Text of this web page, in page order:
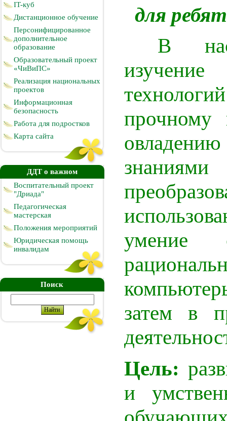
IT-куб
Дистанционное обучение
Персонифицированное
дополнительное
образование
Образовательный проект
«ЧиВиПС»
Реализация национальных
проектов
Информационная
безопасность
Работа для подростков
Карта сайта
ДДТ о важном
Воспитательный проект
"Дриада"
Педагогическая
мастерская
Положения мероприятий
Юридическая помощь
инвалидам
Поиск
для
В
прочному
умение
затем в
Цель:
и